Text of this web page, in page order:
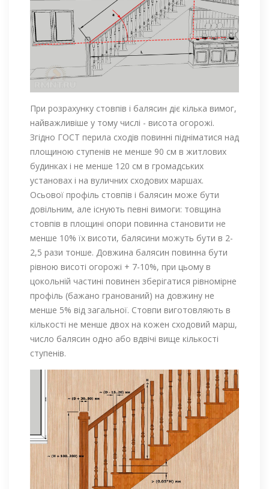
При розрахунку стовпів і балясин діє кілька вимог,
найважливіше у тому числі - висота огорожi.
Згідно ГОСТ перила сходів повинні підніматися над
площиною ступенів не менше 90 см в житлових
будинках і не менше 120 см в громадських
установах і на вуличних сходових маршах.
Осьової профіль стовпів і балясин може бути
довільним, але існують певні вимоги: товщина
стовпів в площині опори повинна становити не
менше 10% їх висоти, балясини можуть бути в 2-
2,5 рази тонше. Довжина балясин повинна бути
рівною висоті огорожі + 7-10%, при цьому в
цокольній частині повинен зберігатися рівномірне
профіль (бажано гранований) на довжину не
менше 5% від загальної. Стовпи виготовляють в
кількості не менше двох на кожен сходовий марш,
число балясин одно або вдвічі вище кількості
ступенів.